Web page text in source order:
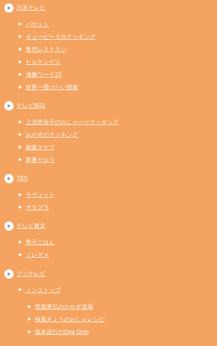
日本テレビ
バゲット
キューピー３分クッキング
青空レストラン
ヒルナンデス
沸騰ワード10
世界一受けたい授業
テレビ朝日
上沼恵美子のおしゃべりクッキング
おかずのクッキング
相葉マナブ
家事ヤロウ
TBS
ラヴィット
サタプラ
テレビ東京
男子ごはん
ソレダメ
フジテレビ
ノンストップ
笠原将弘のおかず道場
検索きょうのおしゃレシピ
坂本昌行のOne Dish